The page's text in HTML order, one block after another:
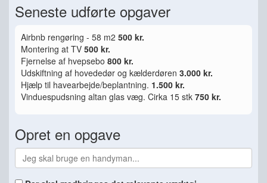
Seneste udførte opgaver
Airbnb rengøring - 58 m2 500 kr.
Montering at TV 500 kr.
Fjernelse af hvepsebo 800 kr.
Udskiftning af hovededør og kælderdøren 3.000 kr.
Hjælp til havearbejde/beplantning. 1.500 kr.
Vinduespudsning altan glas væg. Cirka 15 stk 750 kr.
Opret en opgave